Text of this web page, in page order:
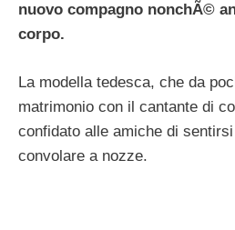
nuovo compagno nonchÃ©
corpo.
La modella tedesca, che da
matrimonio con il cantante di
confidato alle amiche di
convolare a nozze.